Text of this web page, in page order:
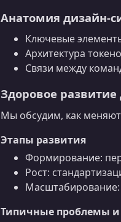
Анатомия
Ключевые
Архитектура
Связи между
Здоровое
Мы обсудим, как
Этапы развития
Формирование:
Рост:
Масштабирование:
Типичные проблемы